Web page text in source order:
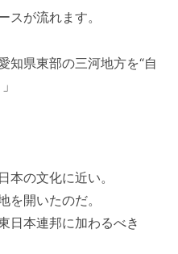
スが流れます。
知県東部の三河地方を“自
本の文化に近い。
を開いたのだ。
日本連邦に加わるべき